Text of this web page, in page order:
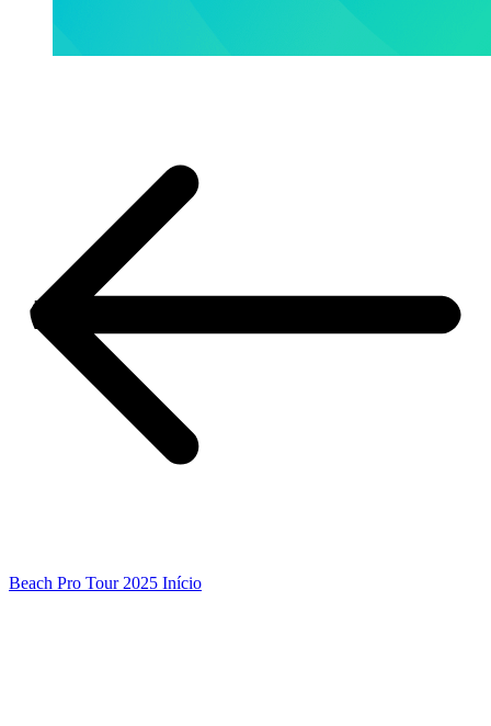
Beach Pro Tour 2025 Início